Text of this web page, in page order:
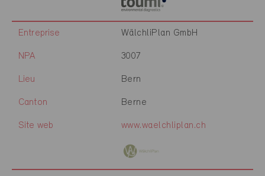
Entreprise WälchliPlan GmbH
NPA 3007
Lieu Bern
Canton Berne
Site web www.waelchliplan.ch